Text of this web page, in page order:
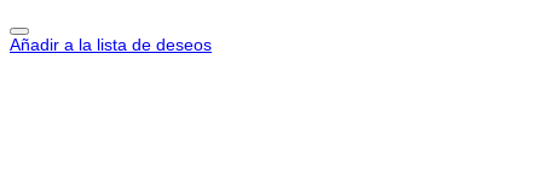
Añadir a la lista de deseos